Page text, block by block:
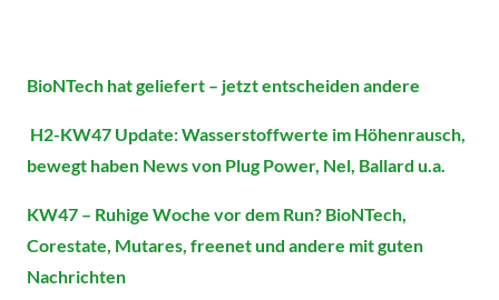
BioNTech hat geliefert – jetzt entscheiden andere
H2-KW47 Update: Wasserstoffwerte im Höhenrausch,
bewegt haben News von Plug Power, Nel, Ballard u.a.
KW47 – Ruhige Woche vor dem Run? BioNTech,
Corestate, Mutares, freenet und andere mit guten
Nachrichten